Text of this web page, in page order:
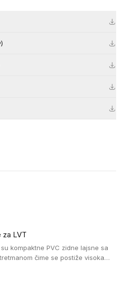
za LVT
kompaktne PVC zidne lajsne sa
čime se postiže visoka